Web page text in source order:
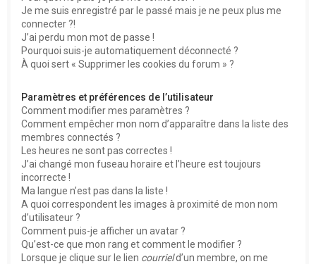
Je me suis enregistré par le passé mais je ne peux plus me
connecter ?!
J’ai perdu mon mot de passe !
Pourquoi suis-je automatiquement déconnecté ?
À quoi sert « Supprimer les cookies du forum » ?
Paramètres et préférences de l’utilisateur
Comment modifier mes paramètres ?
Comment empêcher mon nom d’apparaître dans la liste des
membres connectés ?
Les heures ne sont pas correctes !
J’ai changé mon fuseau horaire et l’heure est toujours
incorrecte !
Ma langue n’est pas dans la liste !
A quoi correspondent les images à proximité de mon nom
d’utilisateur ?
Comment puis-je afficher un avatar ?
Qu’est-ce que mon rang et comment le modifier ?
Lorsque je clique sur le lien courrield’un membre, on me